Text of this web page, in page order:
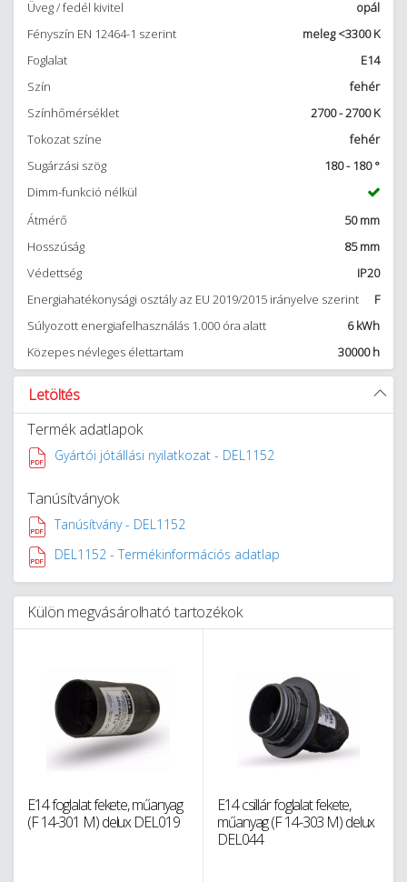
Üveg / fedél kivitel
opál
Fényszín EN 12464-1 szerint
meleg <3300 K
Foglalat
E14
Szín
fehér
Színhőmérséklet
2700 - 2700 K
Tokozat színe
fehér
Sugárzási szög
180 - 180 °
Dimm-funkció nélkül
Átmérő
50 mm
Hosszúság
85 mm
Védettség
IP20
Energiahatékonysági osztály az EU 2019/2015 irányelve szerint
F
Súlyozott energiafelhasználás 1.000 óra alatt
6 kWh
Közepes névleges élettartam
30000 h
Letöltés
Termék adatlapok
Gyártói jótállási nyilatkozat - DEL1152
Tanúsítványok
Tanúsítvány - DEL1152
DEL1152 - Termékinformációs adatlap
Külön megvásárolható tartozékok
E14 foglalat fekete, műanyag
(F 14-301 M) delux DEL019
E14 csillár foglalat fekete,
műanyag (F 14-303 M) delux
DEL044